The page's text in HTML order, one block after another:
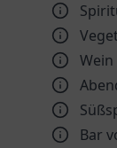
Wein
Bar